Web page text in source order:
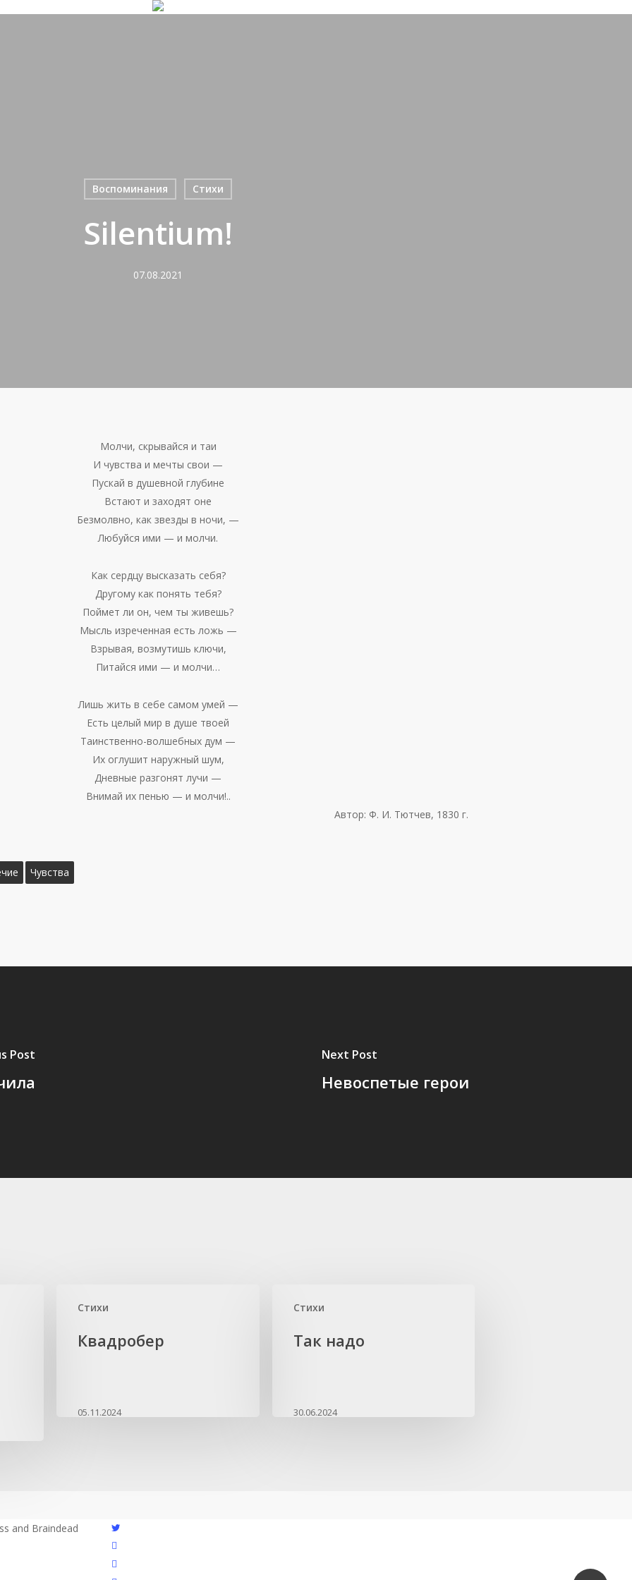
Воспоминания Стихи
Silentium!
07.08.2021
Молчи, скрывайся и таи
И чувства и мечты свои —
Пускай в душевной глубине
Встают и заходят оне
Безмолвно, как звезды в ночи, —
Любуйся ими — и молчи.
Как сердцу высказать себя?
Другому как понять тебя?
Поймет ли он, чем ты живешь?
Мысль изреченная есть ложь —
Взрывая, возмутишь ключи,
Питайся ими — и молчи…
Лишь жить в себе самом умей —
Есть целый мир в душе твоей
Таинственно-волшебных дум —
Их оглушит наружный шум,
Дневные разгонят лучи —
Внимай их пенью — и молчи!..
Автор: Ф. И. Тютчев, 1830 г.
Чувства
Post Next Post
Невоспетые герои
Стихи
Квадробер
05.11.2024
Стихи
Так надо
30.06.2024
and Braindead
twitter
youtube
instagram